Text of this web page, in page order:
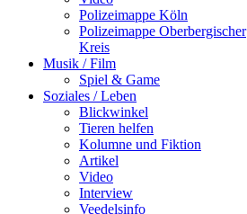
Polizeimappe Köln
Polizeimappe Oberbergischer
Kreis
Musik / Film
Spiel & Game
Soziales / Leben
Blickwinkel
Tieren helfen
Kolumne und Fiktion
Artikel
Video
Interview
Veedelsinfo